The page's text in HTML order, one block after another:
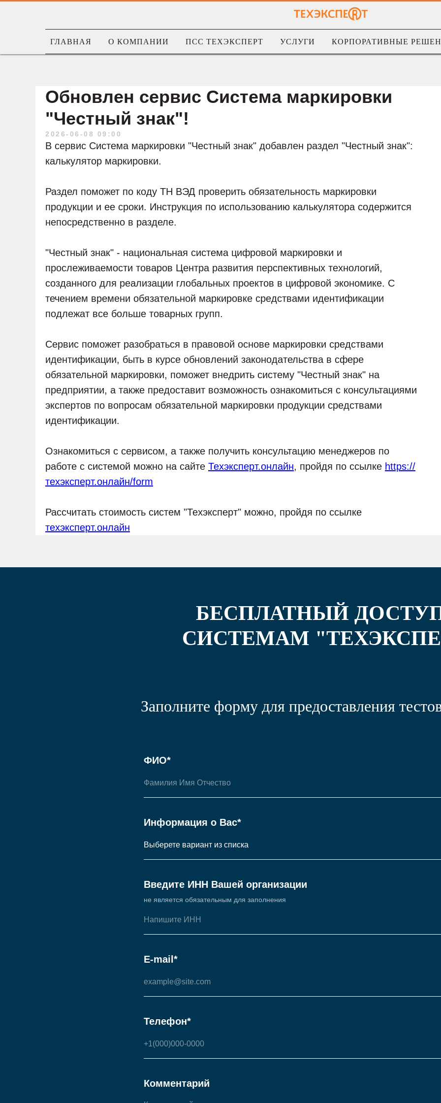
ГЛАВНАЯ О КОМПАНИИ ПСС ТЕХЭКСПЕРТ УСЛУГИ КОРПОРАТИВНЫЕ
Обновлен сервис Система маркировки
"Честный знак"!
2026-06-08 09:00
В сервис Система маркировки "Честный знак" добавлен раздел "Честный знак":
калькулятор маркировки.
Раздел поможет по коду ТН ВЭД проверить обязательность маркировки
продукции и ее сроки. Инструкция по использованию калькулятора содержится
непосредственно в разделе.
"Честный знак" - национальная система цифровой маркировки и
прослеживаемости товаров Центра развития перспективных технологий,
созданного для реализации глобальных проектов в цифровой экономике. С
течением времени обязательной маркировке средствами идентификации
подлежат все больше товарных групп.
Сервис поможет разобраться в правовой основе маркировки средствами
идентификации, быть в курсе обновлений законодательства в сфере
обязательной маркировки, поможет внедрить систему "Честный знак" на
предприятии, а также предоставит возможность ознакомиться с консультациями
экспертов по вопросам обязательной маркировки продукции средствами
идентификации.
Ознакомиться с сервисом, а также получить консультацию менеджеров по
работе с системой можно на сайте Техэксперт.онлайн, пройдя по ссылке https://
техэксперт.онлайн/form
Рассчитать стоимость систем "Техэксперт" можно, пройдя по ссылке
техэксперт.онлайн
БЕСПЛАТНЫЙ
СИСТЕМАМ
Заполните форму для предоставления
ФИО*
Информация о Вас*
Введите ИНН Вашей организации
не является обязательным для заполнения
E-mail*
Телефон*
Комментарий